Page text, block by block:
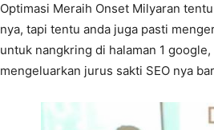
Optimasi Meraih Onset Milyaran
nya, tapi tentu anda juga pasti
untuk nangkring di halaman 1
mengeluarkan jurus sakti SEO nya